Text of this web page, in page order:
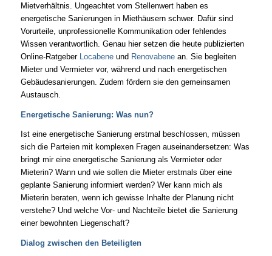
Mietverhältnis. Ungeachtet vom Stellenwert haben es
energetische Sanierungen in Miethäusern schwer. Dafür sind
Vorurteile, unprofessionelle Kommunikation oder fehlendes
Wissen verantwortlich. Genau hier setzen die heute publizierten
Online-Ratgeber Locabeneund Renovabenean. Sie begleiten
Mieter und Vermieter vor, während und nach energetischen
Gebäudesanierungen. Zudem fördern sie den gemeinsamen
Austausch.
Energetische Sanierung: Was nun?
Ist eine energetische Sanierung erstmal beschlossen, müssen
sich die Parteien mit komplexen Fragen auseinandersetzen: Was
bringt mir eine energetische Sanierung als Vermieter oder
Mieterin? Wann und wie sollen die Mieter erstmals über eine
geplante Sanierung informiert werden? Wer kann mich als
Mieterin beraten, wenn ich gewisse Inhalte der Planung nicht
verstehe? Und welche Vor- und Nachteile bietet die Sanierung
einer bewohnten Liegenschaft?
Dialog zwischen den Beteiligten